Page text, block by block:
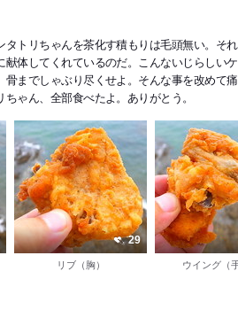
トリちゃんを茶化す積もりは毛頭無い。そ
体してくれているのだ。こんないじらしい
骨までしゃぶり尽くせよ。そんな事を改めて
ゃん、全部食べたよ。ありがとう。
29
リブ（胸） ウイング（